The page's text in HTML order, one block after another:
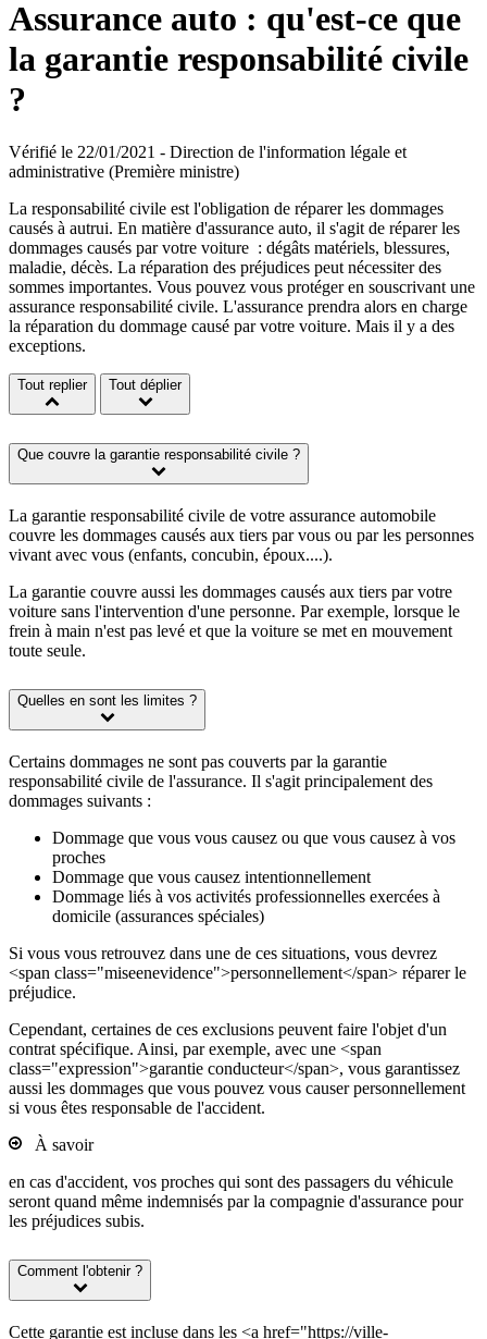
Assurance auto : qu'est-ce que
la garantie responsabilité civile
?
Vérifié le 22/01/2021 - Direction de l'information légale et
administrative (Première ministre)
La responsabilité civile est l'obligation de réparer les dommages
causés à autrui. En matière d'assurance auto, il s'agit de réparer les
dommages causés par votre voiture : dégâts matériels, blessures,
maladie, décès. La réparation des préjudices peut nécessiter des
sommes importantes. Vous pouvez vous protéger en souscrivant une
assurance responsabilité civile. L'assurance prendra alors en charge
la réparation du dommage causé par votre voiture. Mais il y a des
exceptions.
Tout replier Tout déplier
Que couvre la garantie responsabilité civile ?
La garantie responsabilité civile de votre assurance automobile
couvre les dommages causés aux tiers par vous ou par les personnes
vivant avec vous (enfants, concubin, époux....).
La garantie couvre aussi les dommages causés aux tiers par votre
voiture sans l'intervention d'une personne. Par exemple, lorsque le
frein à main n'est pas levé et que la voiture se met en mouvement
toute seule.
Quelles en sont les limites ?
Certains dommages ne sont pas couverts par la garantie
responsabilité civile de l'assurance. Il s'agit principalement des
dommages suivants :
Dommage que vous vous causez ou que vous causez à vos
proches
Dommage que vous causez intentionnellement
Dommage liés à vos activités professionnelles exercées à
domicile (assurances spéciales)
Si vous vous retrouvez dans une de ces situations, vous devrez
<span class="miseenevidence">personnellement</span> réparer le
préjudice.
Cependant, certaines de ces exclusions peuvent faire l'objet d'un
contrat spécifique. Ainsi, par exemple, avec une <span
class="expression">garantie conducteur</span>, vous garantissez
aussi les dommages que vous pouvez vous causer personnellement
si vous êtes responsable de l'accident.
À savoir
en cas d'accident, vos proches qui sont des passagers du véhicule
seront quand même indemnisés par la compagnie d'assurance pour
les préjudices subis.
Comment l'obtenir ?
Cette garantie est incluse dans les <a href="https://ville-